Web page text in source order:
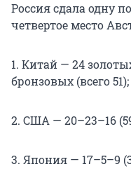
Россия сдала одну
четвертое место
1. Китай — 24
бронзовых (всего 51);
2. США — 20–23–16
3. Япония — 17–5–9